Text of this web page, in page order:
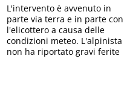
L'intervento è avvenuto in
parte via terra e in parte con
l'elicottero a causa delle
condizioni meteo. L'alpinista
non ha riportato gravi ferite